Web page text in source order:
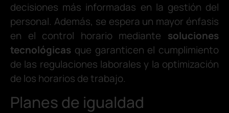
decisiones más informadas en la gestión del
personal. Además, se espera un mayor énfasis
en el control horario mediante soluciones
tecnológicas que garanticen el cumplimiento
de las regulaciones laborales y la optimización
de los horarios de trabajo.
Planes de igualdad